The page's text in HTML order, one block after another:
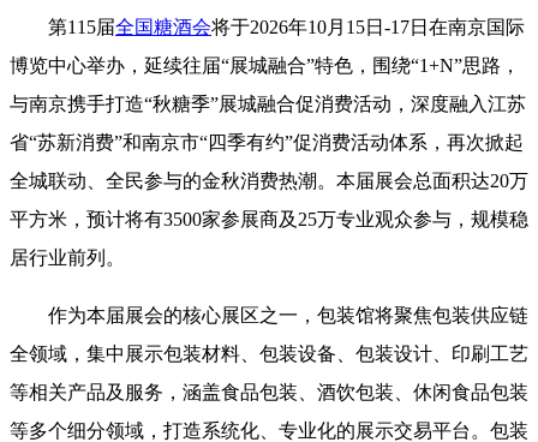
第115届全国糖酒会将于2026年10月15日-17日在南京国际
博览中心举办，延续往届“展城融合”特色，围绕“1+N”思路，
与南京携手打造“秋糖季”展城融合促消费活动，深度融入江苏
省“苏新消费”和南京市“四季有约”促消费活动体系，再次掀起
全城联动、全民参与的金秋消费热潮。本届展会总面积达20万
平方米，预计将有3500家参展商及25万专业观众参与，规模稳
居行业前列。
作为本届展会的核心展区之一，包装馆将聚焦包装供应链
全领域，集中展示包装材料、包装设备、包装设计、印刷工艺
等相关产品及服务，涵盖食品包装、酒饮包装、休闲食品包装
等多个细分领域，打造系统化、专业化的展示交易平台。包装